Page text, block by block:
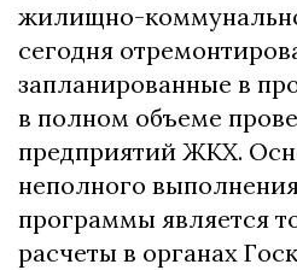
жилищно-
сегодня
запланированные в
в полном объеме
предприятий ЖКХ.
неполного
программы является
расчеты в органах